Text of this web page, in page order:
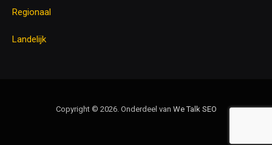
Regionaal
Landelijk
Copyright © 2026. Onderdeel van We Talk SEO